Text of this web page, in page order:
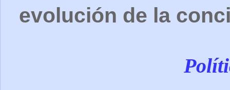
evolución de la